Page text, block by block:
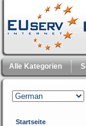
Alle Kategorien
Startseite